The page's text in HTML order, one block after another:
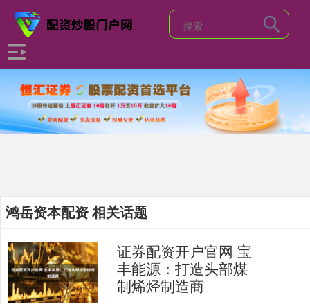
鸿岳资本配资 相关话题
证券配资开户官网 宝
丰能源：打造头部煤
制烯烃制造商